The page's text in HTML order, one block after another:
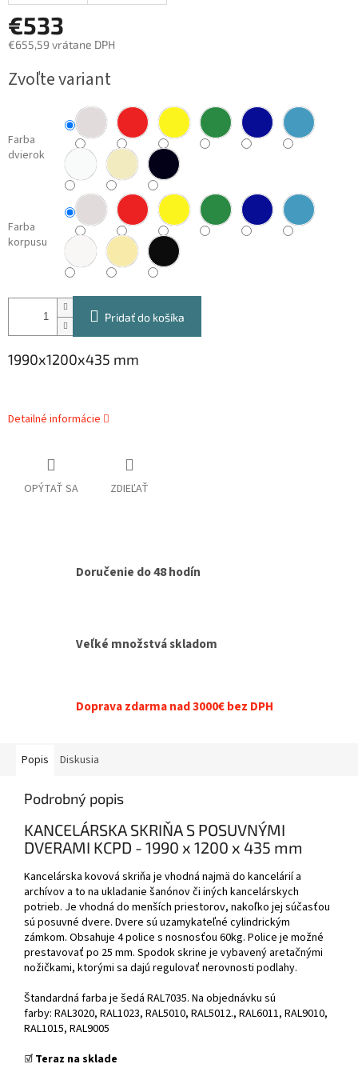
€533
€655,59 vrátane DPH
cena:
Zvoľte variant
Farba
dvierok
Farba
korpusu
Pridať do košíka
1990x1200x435 mm
Detailné informácie
OPÝTAŤ SA ZDIEĽAŤ
Doručenie do 48 hodín
Veľké množstvá skladom
Doprava zdarma nad 3000€ bez DPH
Popis Diskusia
Podrobný popis
KANCELÁRSKA SKRIŇA S POSUVNÝMI
DVERAMI KCPD - 1990 x 1200 x 435 mm
Kancelárska kovová skriňa je vhodná najmä do kancelárií a
archívov a to na ukladanie šanónov či iných kancelárskych
potrieb. Je vhodná do menších priestorov, nakoľko jej súčasťou
sú posuvné dvere. Dvere sú uzamykateľné cylindrickým
zámkom. Obsahuje 4 police s nosnosťou 60kg. Police je možné
prestavovať po 25 mm. Spodok skrine je vybavený aretačnými
nožičkami, ktorými sa dajú regulovať nerovnosti podlahy.
Štandardná farba je šedá RAL7035. Na objednávku sú
farby: RAL3020, RAL1023, RAL5010, RAL5012., RAL6011, RAL9010,
RAL1015, RAL9005
☑️ Teraz na sklade